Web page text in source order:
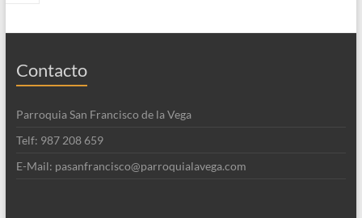
Contacto
Parroquia San Francisco de la Vega
Telf: 987 208 659
E-Mail: pasanfrancisco@parroquialavega.com